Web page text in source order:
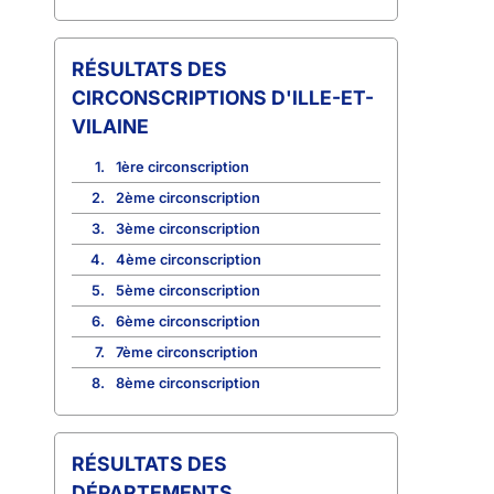
CIRCONSCRIPTIONS D'ILLE-ET-
VILAINE
1.
1ère circonscription
2.
2ème circonscription
3.
3ème circonscription
4.
4ème circonscription
5.
5ème circonscription
6.
6ème circonscription
7.
7ème circonscription
8.
8ème circonscription
RÉSULTATS DES